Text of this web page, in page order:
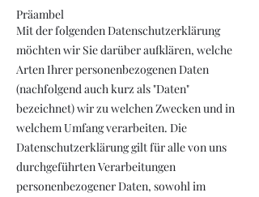
Präambel
Mit der folgenden Datenschutzerklärung
möchten wir Sie darüber aufklären, welche
Arten Ihrer personenbezogenen Daten
(nachfolgend auch kurz als "Daten"
bezeichnet) wir zu welchen Zwecken und in
welchem Umfang verarbeiten. Die
Datenschutzerklärung gilt für alle von uns
durchgeführten Verarbeitungen
personenbezogener Daten, sowohl im